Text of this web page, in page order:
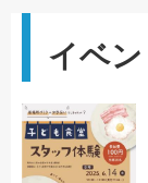
イベン